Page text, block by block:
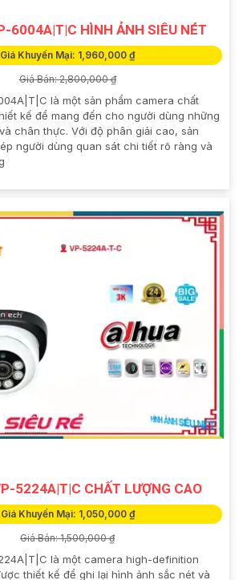
6004A|T|C HÌNH ẢNH SIÊU NÉT
Giá Khuyến Mại: 1,960,000 ₫
Giá Bán: 2,800,000 ₫
là một sản phẩm camera chất
kế để mang đến cho người dùng những
chân thực. Với độ phân giải cao, sản
người dùng quan sát chi tiết rõ ràng và
5224A|T|C CHẤT LƯỢNG CAO
Giá Khuyến Mại: 1,050,000 ₫
Giá Bán: 1,500,000 ₫
là một camera high-definition
thiết kế để ghi lại hình ảnh sắc nét và